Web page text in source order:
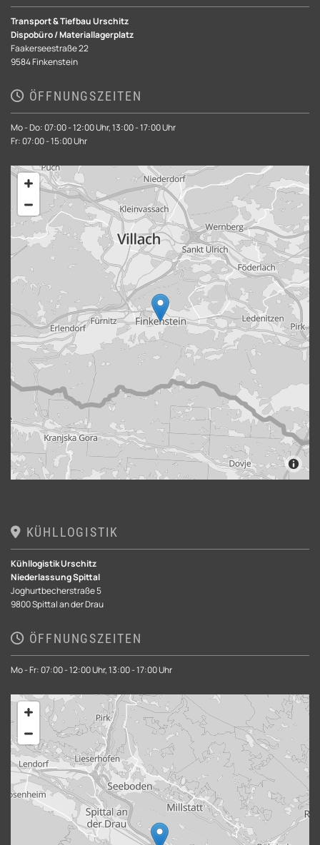
Transport & Tiefbau Urschitz
Dispobüro / Materiallagerplatz
Faakerseestraße 22
9584 Finkenstein
 ÖFFNUNGSZEITEN
Mo - Do: 07:00 - 12:00 Uhr, 13:00 - 17:00 Uhr
Fr: 07:00 - 15:00 Uhr
 KÜHLLOGISTIK
Kühllogistik Urschitz
Niederlassung Spittal
Joghurtbecherstraße 5
9800 Spittal an der Drau
 ÖFFNUNGSZEITEN
Mo - Fr: 07:00 - 12:00 Uhr, 13:00 - 17:00 Uhr